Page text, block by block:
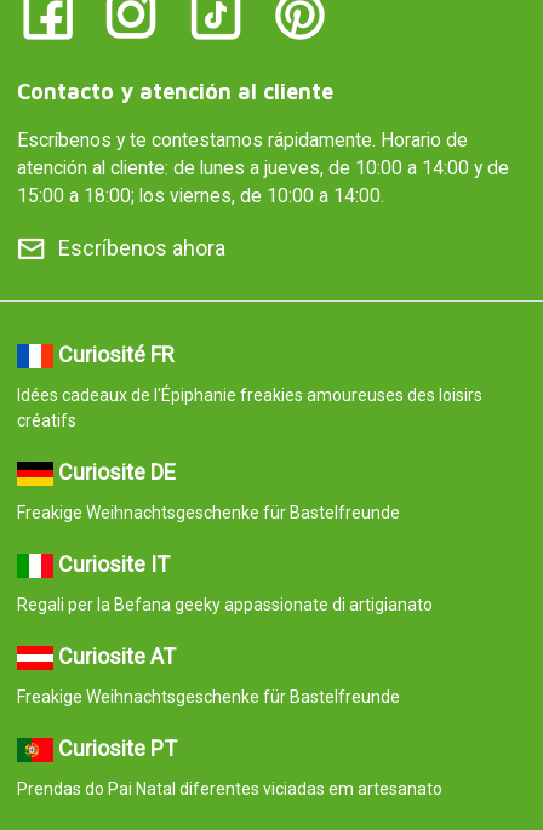
Contacto y atención al cliente
Escríbenos y te contestamos rápidamente. Horario de
atención al cliente: de lunes a jueves, de 10:00 a 14:00 y de
15:00 a 18:00; los viernes, de 10:00 a 14:00.
Escríbenos ahora
Curiosité FR
Idées cadeaux de l'Épiphanie freakies amoureuses des loisirs
créatifs
Curiosite DE
Freakige Weihnachtsgeschenke für Bastelfreunde
Curiosite IT
Regali per la Befana geeky appassionate di artigianato
Curiosite AT
Freakige Weihnachtsgeschenke für Bastelfreunde
Curiosite PT
Prendas do Pai Natal diferentes viciadas em artesanato